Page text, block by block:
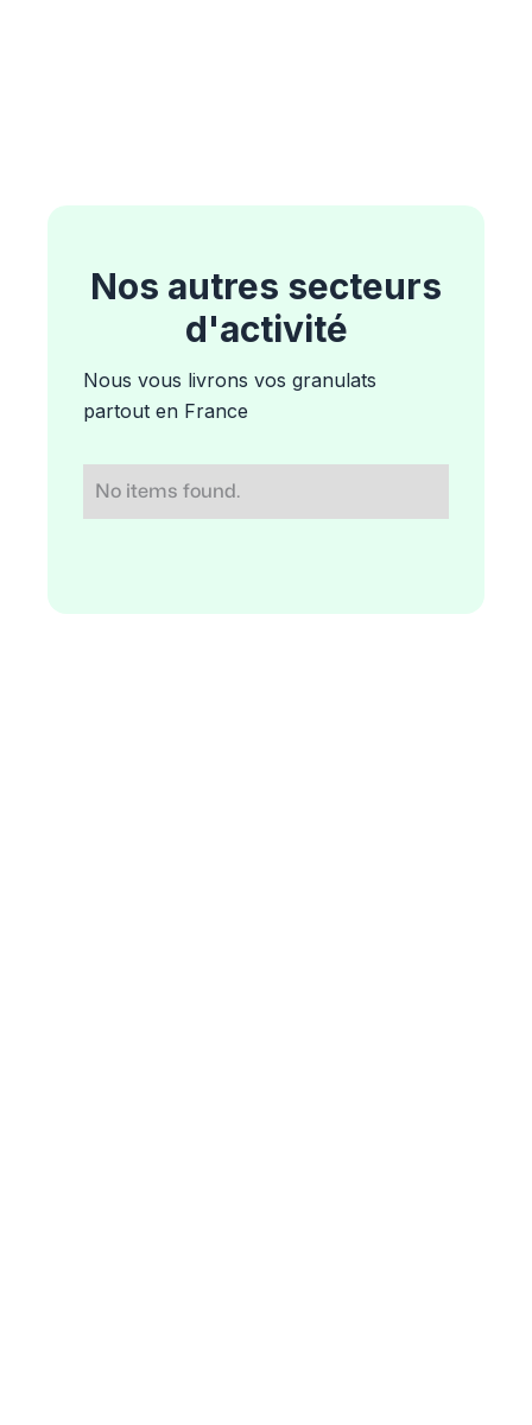
Nos autres secteurs
d'activité
Nous vous livrons vos granulats
partout en France
No items found.